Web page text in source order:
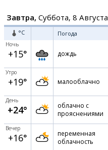
Завтра, Суббота, 8 Августа
°C Погода
Ночь
+15° дождь
Утро
+19° малооблачно
День
+24°
облачно с
прояснениями
Вечер
+16°
переменная
облачность